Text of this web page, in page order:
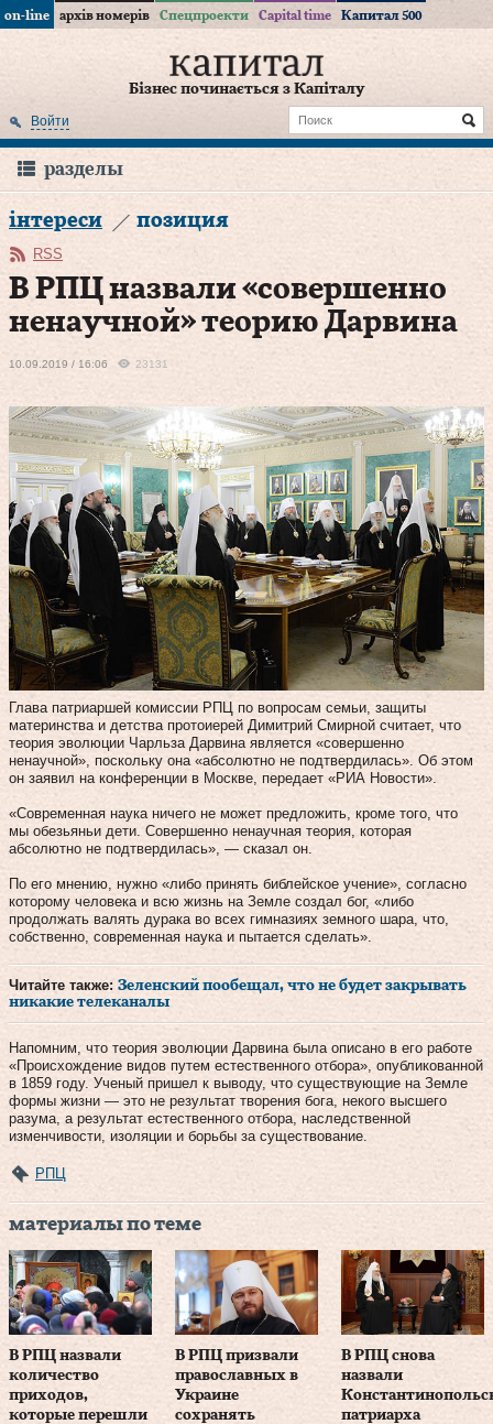
on-line архів номерів Спецпроекти Capital time Капитал 500
Бізнес починається з Капіталу
Войти
разделы
інтереси позиция
RSS
В РПЦ назвали «совершенно
ненаучной» теорию Дарвина
10.09.2019 / 16:06 23131
Глава патриаршей комиссии РПЦ по вопросам семьи, защиты
материнства и детства протоиерей Димитрий Смирной считает, что
теория эволюции Чарльза Дарвина является «совершенно
ненаучной», поскольку она «абсолютно не подтвердилась». Об этом
он заявил на конференции в Москве, передает «РИА Новости».
«Современная наука ничего не может предложить, кроме того, что
мы обезьяньи дети. Совершенно ненаучная теория, которая
абсолютно не подтвердилась», — сказал он.
По его мнению, нужно «либо принять библейское учение», согласно
которому человека и всю жизнь на Земле создал бог, «либо
продолжать валять дурака во всех гимназиях земного шара, что,
собственно, современная наука и пытается сделать».
Читайте также: Зеленский пообещал, что не будет закрывать
никакие телеканалы
Напомним, что теория эволюции Дарвина была описано в его работе
«Происхождение видов путем естественного отбора», опубликованной
в 1859 году. Ученый пришел к выводу, что существующие на Земле
формы жизни — это не результат творения бога, некого высшего
разума, а результат естественного отбора, наследственной
изменчивости, изоляции и борьбы за существование.
РПЦ
материалы по теме
В РПЦ назвали
количество
приходов,
которые перешли
В РПЦ призвали
православных в
Украине
сохранять
В РПЦ снова
назвали
патриарха